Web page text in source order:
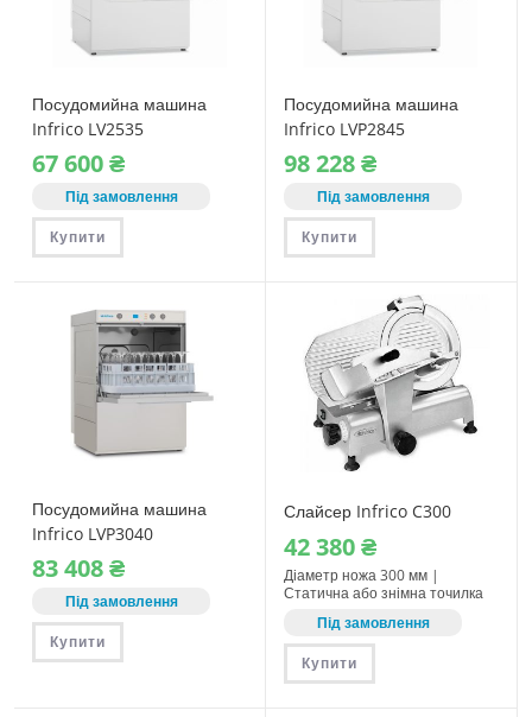
Посудомийна машина
Infrico LV2535
67‎ 600₴
Під замовлення
Купити
Посудомийна машина
Infrico LVP2845
98‎ 228₴
Під замовлення
Купити
Посудомийна машина
Infrico LVP3040
83‎ 408₴
Під замовлення
Купити
Слайсер Infrico C300
42‎ 380₴
Діаметр ножа 300 мм |
Статична або знімна точилка
Під замовлення
Купити